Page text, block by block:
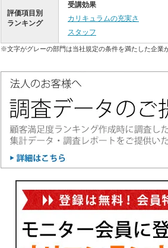
評価項目別
ランキング
受講効果
カリキュラムの充実さ
スタッフ
※文字がグレーの部門は当社規定の条件を満たした企業